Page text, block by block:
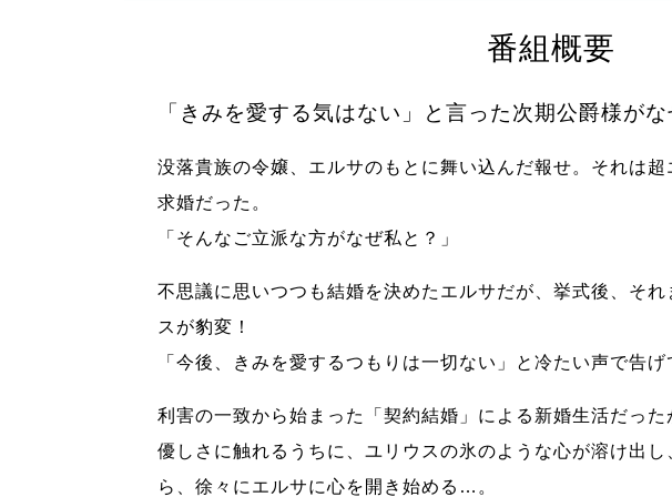
番組概要
「きみを愛する気はない」と言った次期公爵様が
没落貴族の令嬢、エルサのもとに舞い込んだ報せ。それは
求婚だった。
「そんなご立派な方がなぜ私と？」
不思議に思いつつも結婚を決めたエルサだが、挙式後、そ
スが豹変！
「今後、きみを愛するつもりは一切ない」と冷たい声で告
利害の一致から始まった「契約結婚」による新婚生活だっ
優しさに触れるうちに、ユリウスの氷のような心が溶け出
ら、徐々にエルサに心を開き始める…。